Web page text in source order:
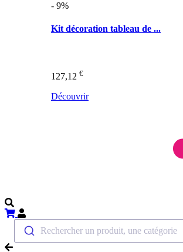
- 9%
Kit décoration tableau de ...
127,12 €
Découvrir
Rechercher un produit, une catégorie